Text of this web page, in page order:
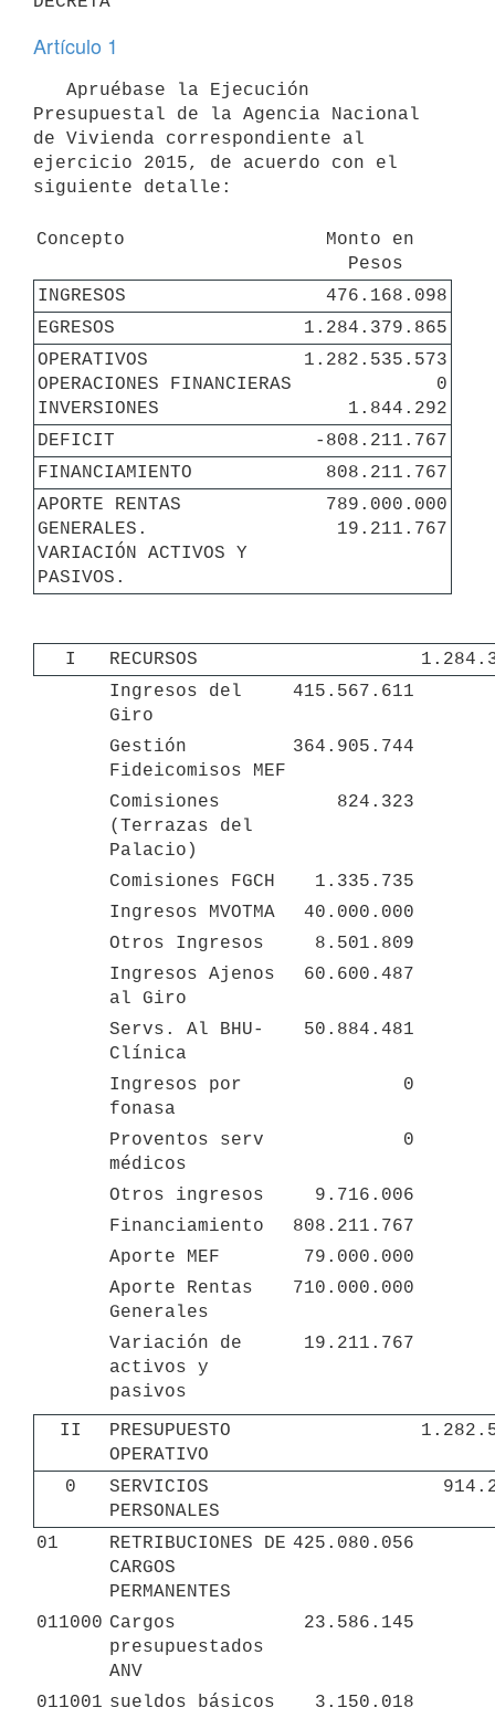
Artículo 1
Presupuestal de la Agencia Nacional
de Vivienda correspondiente al
ejercicio 2015, de acuerdo con el
siguiente detalle:
Concepto
Monto en
Pesos
INGRESOS
476.168.098
EGRESOS
1.284.379.865
OPERATIVOS
OPERACIONES FINANCIERAS
INVERSIONES
1.282.535.573
0
1.844.292
DEFICIT
-808.211.767
FINANCIAMIENTO
808.211.767
APORTE RENTAS
GENERALES.
VARIACIÓN ACTIVOS Y
PASIVOS.
789.000.000
19.211.767
I RECURSOS
Ingresos del
Giro
415.567.611
Gestión
Fideicomisos MEF
364.905.744
Comisiones
(Terrazas del
Palacio)
824.323
Comisiones FGCH
1.335.735
Ingresos MVOTMA
40.000.000
Otros Ingresos
8.501.809
Ingresos Ajenos
al Giro
60.600.487
Servs. Al BHU-
Clínica
50.884.481
Ingresos por
fonasa
0
Proventos serv
médicos
0
Otros ingresos
9.716.006
Financiamiento
808.211.767
Aporte MEF
79.000.000
Aporte Rentas
Generales
710.000.000
Variación de
activos y
pasivos
19.211.767
II
PRESUPUESTO
OPERATIVO
0
SERVICIOS
PERSONALES
01
RETRIBUCIONES DE
CARGOS
PERMANENTES
425.080.056
011000 Cargos
presupuestados
ANV
23.586.145
011001 sueldos básicos
3.150.018